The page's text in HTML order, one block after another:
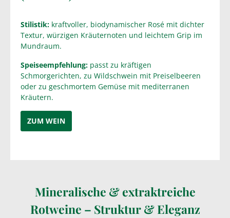
Stilistik: kraftvoller, biodynamischer Rosé mit dichter
Textur, würzigen Kräuternoten und leichtem Grip im
Mundraum.
Speiseempfehlung: passt zu kräftigen
Schmorgerichten, zu Wildschwein mit Preiselbeeren
oder zu geschmortem Gemüse mit mediterranen
Kräutern.
ZUM WEIN
Mineralische & extraktreiche
Rotweine – Struktur & Eleganz